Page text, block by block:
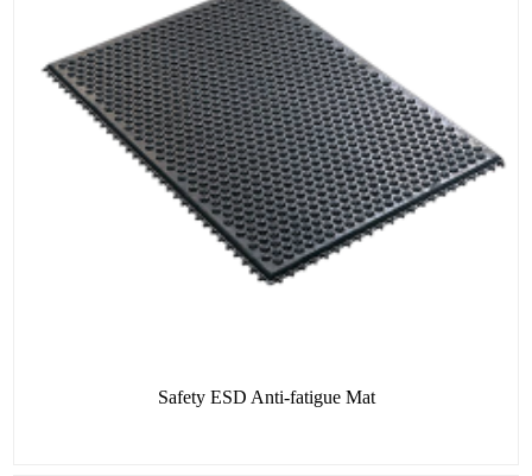
Safety ESD Anti-fatigue Mat